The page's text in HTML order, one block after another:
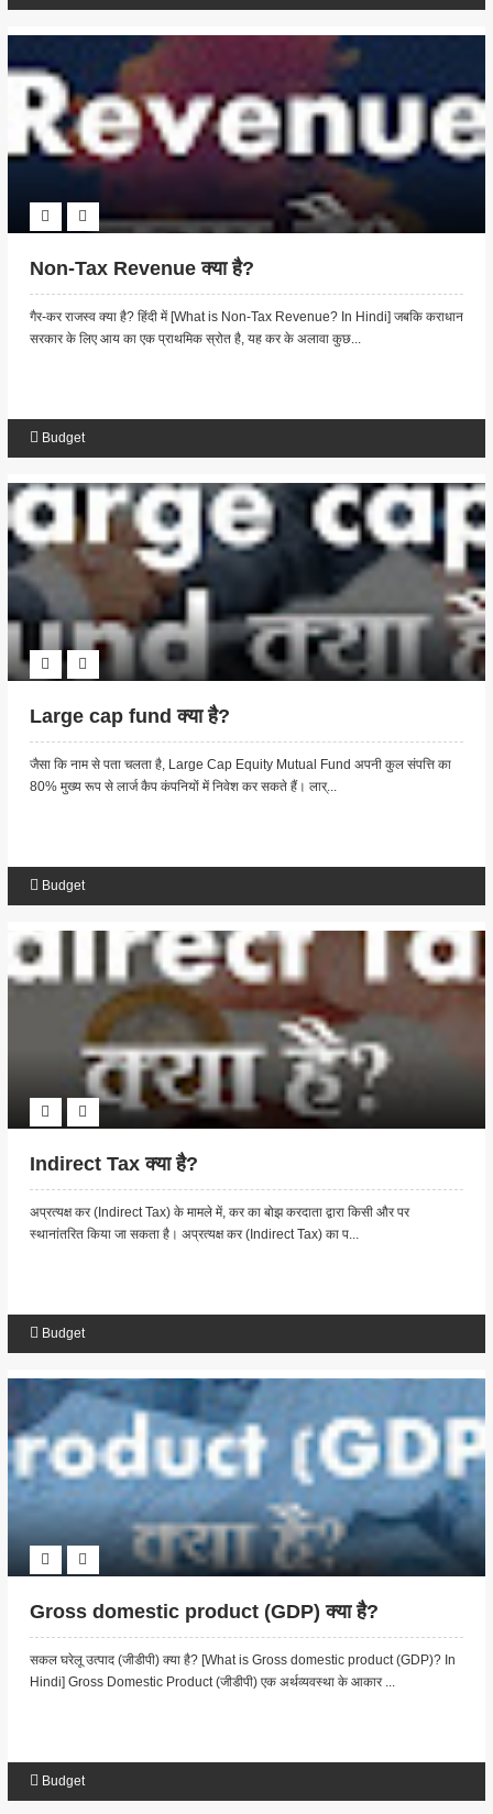
Non-Tax Revenue क्या है?
गैर-कर राजस्व क्या है? हिंदी में [What is Non-Tax Revenue? In Hindi] जबकि कराधान
सरकार के लिए आय का एक प्राथमिक स्रोत है, यह कर के अलावा कुछ...
Budget
Large cap fund क्या है?
जैसा कि नाम से पता चलता है, Large Cap Equity Mutual Fund अपनी कुल संपत्ति का
80% मुख्य रूप से लार्ज कैप कंपनियों में निवेश कर सकते हैं। लार्...
Budget
Indirect Tax क्या है?
अप्रत्यक्ष कर (Indirect Tax) के मामले में, कर का बोझ करदाता द्वारा किसी और पर
स्थानांतरित किया जा सकता है। अप्रत्यक्ष कर (Indirect Tax) का प...
Budget
Gross domestic product (GDP) क्या है?
सकल घरेलू उत्पाद (जीडीपी) क्या है? [What is Gross domestic product (GDP)? In
Hindi] Gross Domestic Product (जीडीपी) एक अर्थव्यवस्था के आकार ...
Budget